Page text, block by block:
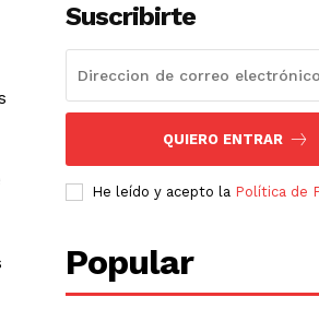
Suscribirte
QUIERO ENTRAR
He leído y acepto la Política de
Popular